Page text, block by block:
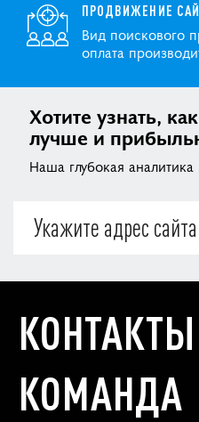
ПРОДВИЖЕНИЕ
Вид поискового
оплата
Хотите узнать,
лучше и
Наша глубокая
КОНТАКТЫ
КОМАНДА